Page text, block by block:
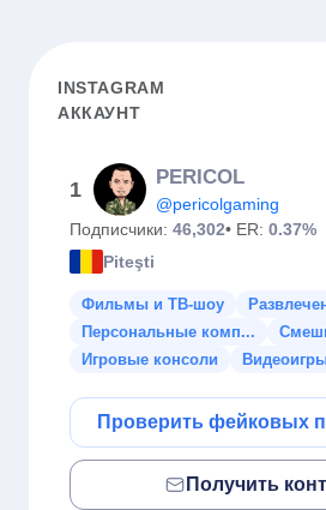
INSTAGRAM
АККАУНТ
1
PERICOL
@pericolgaming
Подписчики: 46,302• ER: 0.37%
Piteşti
Фильмы и ТВ-шоу
Персональные комп...
Игровые консоли
Проверить фейковых
Получить